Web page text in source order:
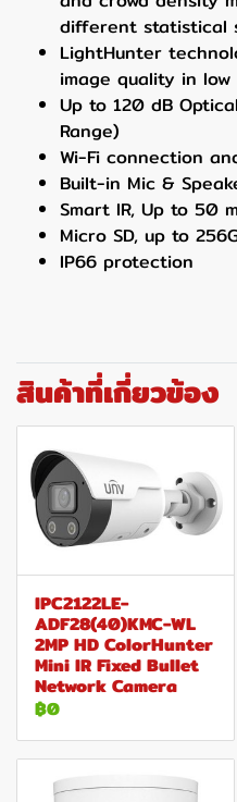
different statistical
LightHunter
image quality in
Up to 120 dB
Range)
Wi-Fi connection
Built-in Mic &
Smart IR, Up to 50
Micro SD, up to
IP66 protection
สินค้าที่เกี่ยวข้อง
IPC2122LE-
ADF28(40)KMC-WL
2MP HD ColorHunter
Mini IR Fixed Bullet
Network Camera
฿0